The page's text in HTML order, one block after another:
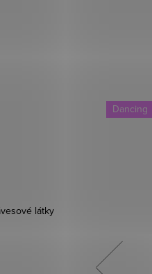
látky
Dancing